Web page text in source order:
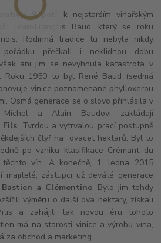
9patří k nejstarším vinařským
Jean-François Baud, který se roku
Rodinná tradice tu nebyla nikdy
přečkali i neklidnou dobu
ani jim se nevyhnula katastrofa v
Roku 1950 to byl René Baud (sedmá
vinice poznamenané phylloxerou
Osmá generace se o slovo přihlásila v
a Alain Baudovi zakládají
Fils. Tvrdou a vytrvalou prací postupně
čtyř na dvacet hektarů. Byl to
po vzniku klasifikace Crémant du
vín. A konečně, 1. ledna 2015
majitelé, zástupci už deváté generace
Bastien a Clémentine. Bylo jim tehdy
výměru o další dva hektary, získali
a zahájili tak novou éru tohoto
má na starosti vinice a výrobu vína,
za obchod a marketing.